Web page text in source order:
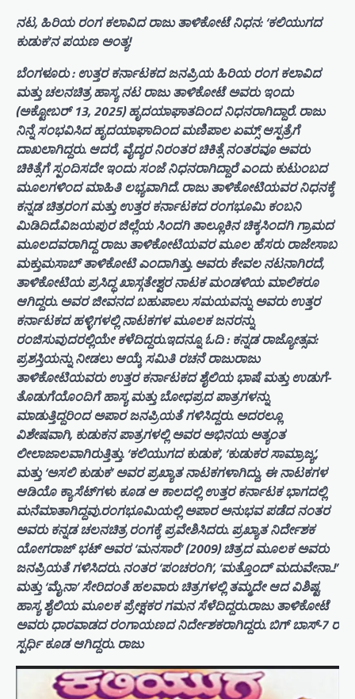
ನಟ, ಹಿರಿಯ ರಂಗ ಕಲಾವಿದ ರಾಜು ತಾಳಿಕೋಟೆ ನಿಧನ: ‘ಕಲಿಯುಗದ
ಕುಡುಕ’ನ ಪಯಣ ಅಂತ್ಯ!
ಬೆಂಗಳೂರು : ಉತ್ತರ ಕರ್ನಾಟಕದ ಜನಪ್ರಿಯ ಹಿರಿಯ ರಂಗ ಕಲಾವಿದ
ಮತ್ತು ಚಲನಚಿತ್ರ ಹಾಸ್ಯ ನಟ ರಾಜು ತಾಳಿಕೋಟೆ ಅವರು ಇಂದು
(ಅಕ್ಟೋಬರ್ 13, 2025) ಹೃದಯಾಘಾತದಿಂದ ನಿಧನರಾಗಿದ್ದಾರೆ. ರಾಜು
ನಿನ್ನೆ ಸಂಭವಿಸಿದ ಹೃದಯಾಘಾದಿಂದ ಮಣಿಪಾಲ ಏಮ್ಸ್ ಆಸ್ಪತ್ರೆಗೆ
ದಾಖಲಾಗಿದ್ದರು. ಆದರೆ, ವೈದ್ಯರ ನಿರಂತರ ಚಿಕಿತ್ಸೆ ನಂತರವೂ ಅವರು
ಚಿಕಿತ್ಸೆಗೆ ಸ್ಪಂದಿಸದೇ ಇಂದು ಸಂಜೆ ನಿಧನರಾಗಿದ್ದಾರೆ ಎಂದು ಕುಟುಂಬದ
ಮೂಲಗಳಿಂದ ಮಾಹಿತಿ ಲಭ್ಯವಾಗಿದೆ. ರಾಜು ತಾಳಿಕೋಟಿಯವರ ನಿಧನಕ್ಕೆ
ಕನ್ನಡ ಚಿತ್ರರಂಗ ಮತ್ತು ಉತ್ತರ ಕರ್ನಾಟಕದ ರಂಗಭೂಮಿ ಕಂಬನಿ
ಮಿಡಿದಿದೆ.ವಿಜಯಪುರ ಜಿಲ್ಲೆಯ ಸಿಂದಗಿ ತಾಲ್ಲೂಕಿನ ಚಿಕ್ಕಸಿಂದಗಿ ಗ್ರಾಮದ
ಮೂಲದವರಾಗಿದ್ದ ರಾಜು ತಾಳಿಕೋಟಿಯವರ ಮೂಲ ಹೆಸರು ರಾಜೇಸಾಬ
ಮಕ್ತುಮಸಾಬ್ ತಾಳಿಕೋಟಿ ಎಂದಾಗಿತ್ತು. ಅವರು ಕೇವಲ ನಟನಾಗಿರದೆ,
ತಾಳಿಕೋಟಿಯ ಪ್ರಸಿದ್ಧ ಖಾಸ್ಗತೇಶ್ವರ ನಾಟಕ ಮಂಡಳಿಯ ಮಾಲಿಕರೂ
ಆಗಿದ್ದರು. ಅವರ ಜೀವನದ ಬಹುಪಾಲು ಸಮಯವನ್ನು ಅವರು ಉತ್ತರ
ಕರ್ನಾಟಕದ ಹಳ್ಳಿಗಳಲ್ಲಿ ನಾಟಕಗಳ ಮೂಲಕ ಜನರನ್ನು
ರಂಜಿಸುವುದರಲ್ಲಿಯೇ ಕಳೆದಿದ್ದರು.ಇದನ್ನೂ ಓದಿ : ಕನ್ನಡ ರಾಜ್ಯೋತ್ಸವ:
ಪ್ರಶಸ್ತಿಯನ್ನು ನೀಡಲು ಆಯ್ಕೆ ಸಮಿತಿ ರಚನೆ ರಾಜುರಾಜು
ತಾಳಿಕೋಟಿಯವರು ಉತ್ತರ ಕರ್ನಾಟಕದ ಶೈಲಿಯ ಭಾಷೆ ಮತ್ತು ಉಡುಗೆ-
ತೊಡುಗೆಯೊಂದಿಗೆ ಹಾಸ್ಯ ಮತ್ತು ಬೋಧಪ್ರದ ಪಾತ್ರಗಳನ್ನು
ಮಾಡುತ್ತಿದ್ದರಿಂದ ಅಪಾರ ಜನಪ್ರಿಯತೆ ಗಳಿಸಿದ್ದರು. ಅದರಲ್ಲೂ
ವಿಶೇಷವಾಗಿ, ಕುಡುಕನ ಪಾತ್ರಗಳಲ್ಲಿ ಅವರ ಅಭಿನಯ ಅತ್ಯಂತ
ಲೀಲಾಜಾಲವಾಗಿರುತ್ತಿತ್ತು. ‘ಕಲಿಯುಗದ ಕುಡುಕ’, ‘ಕುಡುಕರ ಸಾಮ್ರಾಜ್ಯ’,
ಮತ್ತು ‘ಅಸಲಿ ಕುಡುಕ’ ಅವರ ಪ್ರಖ್ಯಾತ ನಾಟಕಗಳಾಗಿದ್ದು, ಈ ನಾಟಕಗಳ
ಆಡಿಯೊ ಕ್ಯಾಸೆಟ್‌ಗಳು ಕೂಡ ಆ ಕಾಲದಲ್ಲಿ ಉತ್ತರ ಕರ್ನಾಟಕ ಭಾಗದಲ್ಲಿ
ಮನೆಮಾತಾಗಿದ್ದವು.ರಂಗಭೂಮಿಯಲ್ಲಿ ಅಪಾರ ಅನುಭವ ಪಡೆದ ನಂತರ
ಅವರು ಕನ್ನಡ ಚಲನಚಿತ್ರ ರಂಗಕ್ಕೆ ಪ್ರವೇಶಿಸಿದರು. ಪ್ರಖ್ಯಾತ ನಿರ್ದೇಶಕ
ಯೋಗರಾಜ್ ಭಟ್ ಅವರ ‘ಮನಸಾರೆ’ (2009) ಚಿತ್ರದ ಮೂಲಕ ಅವರು
ಜನಪ್ರಿಯತೆ ಗಳಿಸಿದರು. ನಂತರ ‘ಪಂಚರಂಗಿ’, ‘ಮತ್ತೊಂದ್ ಮದುವೇನಾ..!’
ಮತ್ತು ‘ಮೈನಾ’ ಸೇರಿದಂತೆ ಹಲವಾರು ಚಿತ್ರಗಳಲ್ಲಿ ತಮ್ಮದೇ ಆದ ವಿಶಿಷ್ಟ
ಹಾಸ್ಯ ಶೈಲಿಯ ಮೂಲಕ ಪ್ರೇಕ್ಷಕರ ಗಮನ ಸೆಳೆದಿದ್ದರು.ರಾಜು ತಾಳಿಕೋಟೆ
ಅವರು ಧಾರವಾಡದ ರಂಗಾಯಣದ ನಿರ್ದೇಶಕರಾಗಿದ್ದರು. ಬಿಗ್ ಬಾಸ್‌-7 ರ
ಸ್ಪರ್ಧಿ ಕೂಡ ಆಗಿದ್ದರು. ರಾಜು